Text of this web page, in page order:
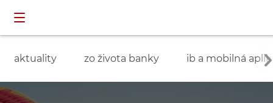
aktuality zo života banky ib a mobilná